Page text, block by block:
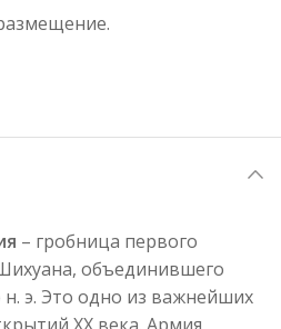
– гробница первого
объединившего
н. э. Это одно из важнейших